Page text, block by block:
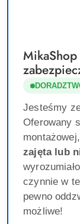
Jesteśmy
Oferowany
zajęta lub
czynnie w
pewno
możliwe!